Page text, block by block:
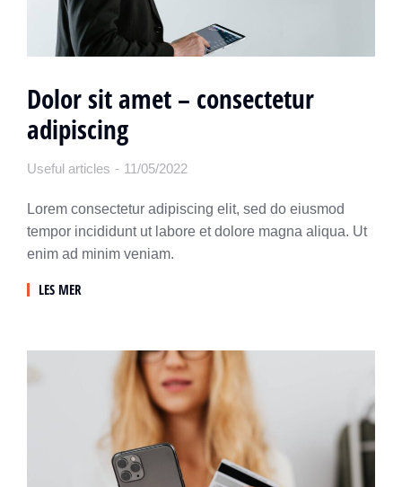
Dolor sit amet – consectetur
adipiscing
Useful articles 11/05/2022
Lorem consectetur adipiscing elit, sed do eiusmod
tempor incididunt ut labore et dolore magna aliqua. Ut
enim ad minim veniam.
LES MER